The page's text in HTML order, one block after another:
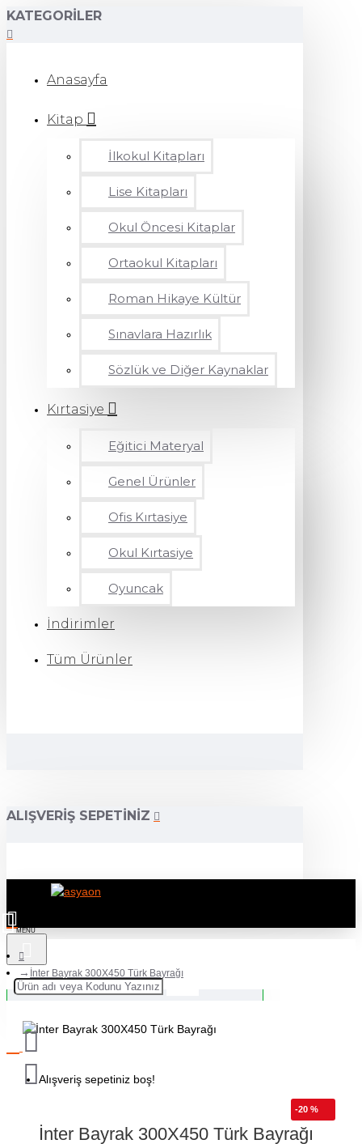
KATEGORILER
Anasayfa
Kitap
İlkokul Kitapları
Lise Kitapları
Okul Öncesi Kitaplar
Ortaokul Kitapları
Roman Hikaye Kültür
Sınavlara Hazırlık
Sözlük ve Diğer Kaynaklar
Kırtasiye
Eğitici Materyal
Genel Ürünler
Ofis Kırtasiye
Okul Kırtasiye
Oyuncak
İndirimler
Tüm Ürünler
ALIŞVERIŞ SEPETINIZ
Alışveriş sepetiniz boş!
İnter Bayrak 300X450 Türk Bayrağı
-20 %
İnter Bayrak 300X450 Türk Bayrağı